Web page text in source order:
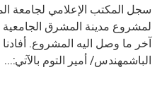
سجل المكتب الإعلامي لجامعة
لمشروع مدينة المشرق
آخر ما وصل اليه المشروع.
الباشمهندس/ أمير التوم بالآتي:...